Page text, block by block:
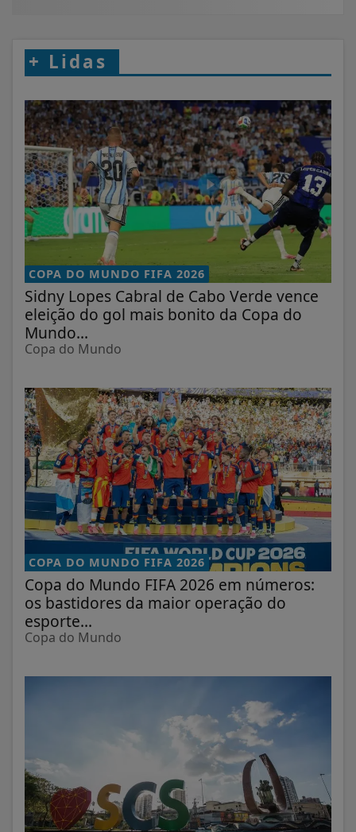
+ Lidas
COPA DO MUNDO FIFA 2026
Sidny Lopes Cabral de Cabo Verde vence
eleição do gol mais bonito da Copa do
Mundo...
Copa do Mundo
COPA DO MUNDO FIFA 2026
Copa do Mundo FIFA 2026 em números:
os bastidores da maior operação do
esporte...
Copa do Mundo